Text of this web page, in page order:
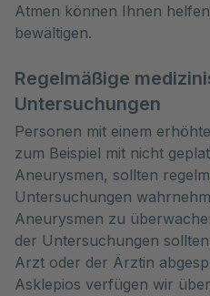
Atmen können Ihnen
bewältigen.
Regelmäßige
Untersuchungen
Personen mit einem
zum Beispiel mit nicht
Aneurysmen, sollten
Untersuchungen
Aneurysmen zu
der Untersuchungen
Arzt oder der Ärztin
Asklepios verfügen wir